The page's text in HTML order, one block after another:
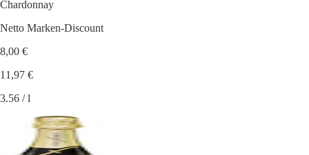
Chardonnay
Netto Marken-Discount
8,00 €
11,97 €
3.56 / l